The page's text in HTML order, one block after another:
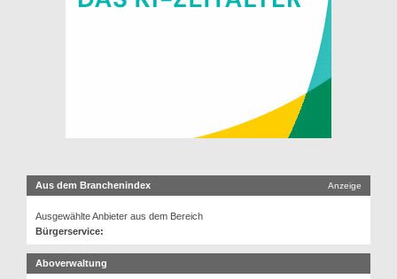
Aus dem Branchenindex Anzeige
Ausgewählte Anbieter aus dem Bereich
Bürgerservice:
Aboverwaltung